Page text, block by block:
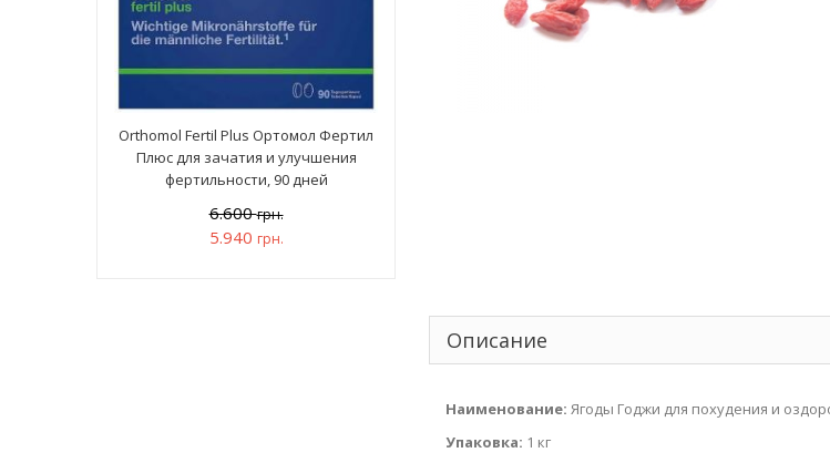
Описание
Наименование: Ягоды Годжи для похудения и
Упаковка: 1 кг
Orthomol Fertil Plus Ортомол Фертил
Плюс для зачатия и улучшения
фертильности, 90 дней
6.600грн.
5.940 грн.